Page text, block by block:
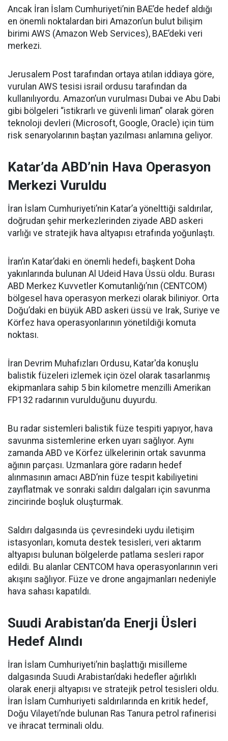
Ancak İran İslam Cumhuriyeti’nin BAE’de hedef aldığı
en önemli noktalardan biri Amazon’un bulut bilişim
birimi AWS (Amazon Web Services), BAE’deki veri
merkezi.
Jerusalem Post tarafından ortaya atılan iddiaya göre,
vurulan AWS tesisi israil ordusu tarafından da
kullanılıyordu. Amazon’un vurulması Dubai ve Abu Dabi
gibi bölgeleri “istikrarlı ve güvenli liman” olarak gören
teknoloji devleri (Microsoft, Google, Oracle) için tüm
risk senaryolarının baştan yazılması anlamına geliyor.
Katar’da ABD’nin Hava Operasyon
Merkezi Vuruldu
İran İslam Cumhuriyeti’nin Katar’a yönelttiği saldırılar,
doğrudan şehir merkezlerinden ziyade ABD askeri
varlığı ve stratejik hava altyapısı etrafında yoğunlaştı.
İran’ın Katar’daki en önemli hedefi, başkent Doha
yakınlarında bulunan Al Udeid Hava Üssü oldu. Burası
ABD Merkez Kuvvetler Komutanlığı’nın (CENTCOM)
bölgesel hava operasyon merkezi olarak biliniyor. Orta
Doğu’daki en büyük ABD askeri üssü ve Irak, Suriye ve
Körfez hava operasyonlarının yönetildiği komuta
noktası.
İran Devrim Muhafızları Ordusu, Katar'da konuşlu
balistik füzeleri izlemek için özel olarak tasarlanmış
ekipmanlara sahip 5 bin kilometre menzilli Amerikan
FP132 radarının vurulduğunu duyurdu.
Bu radar sistemleri balistik füze tespiti yapıyor, hava
savunma sistemlerine erken uyarı sağlıyor. Aynı
zamanda ABD ve Körfez ülkelerinin ortak savunma
ağının parçası. Uzmanlara göre radarın hedef
alınmasının amacı ABD’nin füze tespit kabiliyetini
zayıflatmak ve sonraki saldırı dalgaları için savunma
zincirinde boşluk oluşturmak.
Saldırı dalgasında üs çevresindeki uydu iletişim
istasyonları, komuta destek tesisleri, veri aktarım
altyapısı bulunan bölgelerde patlama sesleri rapor
edildi. Bu alanlar CENTCOM hava operasyonlarının veri
akışını sağlıyor. Füze ve drone angajmanları nedeniyle
hava sahası kapatıldı.
Suudi Arabistan’da Enerji Üsleri
Hedef Alındı
İran İslam Cumhuriyeti’nin başlattığı misilleme
dalgasında Suudi Arabistan’daki hedefler ağırlıklı
olarak enerji altyapısı ve stratejik petrol tesisleri oldu.
İran İslam Cumhuriyeti saldırılarında en kritik hedef,
Doğu Vilayeti’nde bulunan Ras Tanura petrol rafinerisi
ve ihracat terminali oldu.